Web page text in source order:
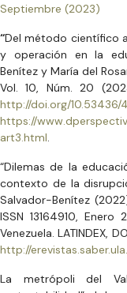
Septiembre (2023)
“Del método científico
y operación en la
Benítez y María del
Vol. 10, Núm. 20
http://doi.org/10.53436/
https://
art3.html.
“Dilemas de la
contexto de la
Salvador-Benítez
ISSN 13164910,
Venezuela. LATINDEX,
http://
La metrópoli del